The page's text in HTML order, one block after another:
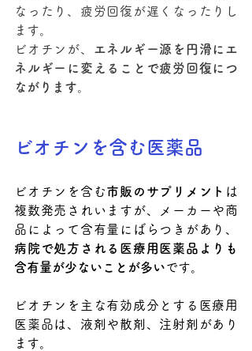
なったり、疲労回復が遅くなったりし
ます。
ビオチンが、 エネルギー源を円滑にエ
ネルギーに変えることで疲労回復につ
ながります。
ビオチンを含む医薬品
ビオチンを含む市販のサプリメント は
複数発売されいますが、メーカーや商
品によって含有量にばらつきがあり、
病院で処方される医療用医薬品よりも
含有量が少ないことが多いです。
ビオチンを主な有効成分とする医療用
医薬品は、液剤や散剤、注射剤があり
ます。